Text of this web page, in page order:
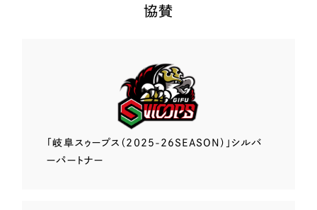
協賛
「岐阜スゥープス （2025-26SEASON）」 シルバ
ーパートナー